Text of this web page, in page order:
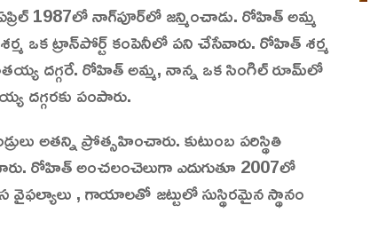
1987లో నాగ్‌పూర్‌లో జన్మించాడు. రోహిత్ అమ్మ
ఒక ట్రాన్‌పోర్ట్ కంపెనీలో పని చేసేవారు. రోహిత్ శర్మ
దగ్గరే. రోహిత్ అమ్మ, నాన్న ఒక సింగిల్ రూమ్‌లో
దగ్గరకు పంపారు.
అతన్ని ప్రోత్సహించారు. కుటుంబ పరిస్థితి
రోహిత్ అంచలంచెలుగా ఎదుగుతూ 2007లో
వైఫల్యాలు , గాయాలతో జట్టులో సుస్థిరమైన స్థానం